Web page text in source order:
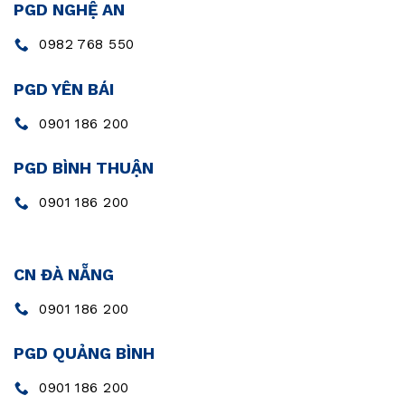
PGD NGHỆ AN
0982 768 550
PGD YÊN BÁI
0901 186 200
PGD BÌNH THUẬN
0901 186 200
CN ĐÀ NẴNG
0901 186 200
PGD QUẢNG BÌNH
0901 186 200